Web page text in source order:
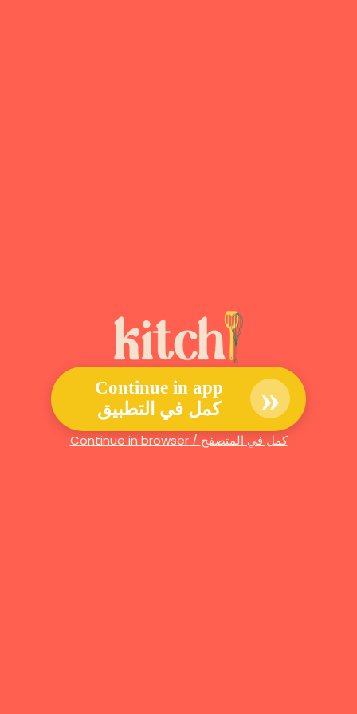
Continue in app
كمل في التطبيق
»
Continue in browser / كمل في المتصفح